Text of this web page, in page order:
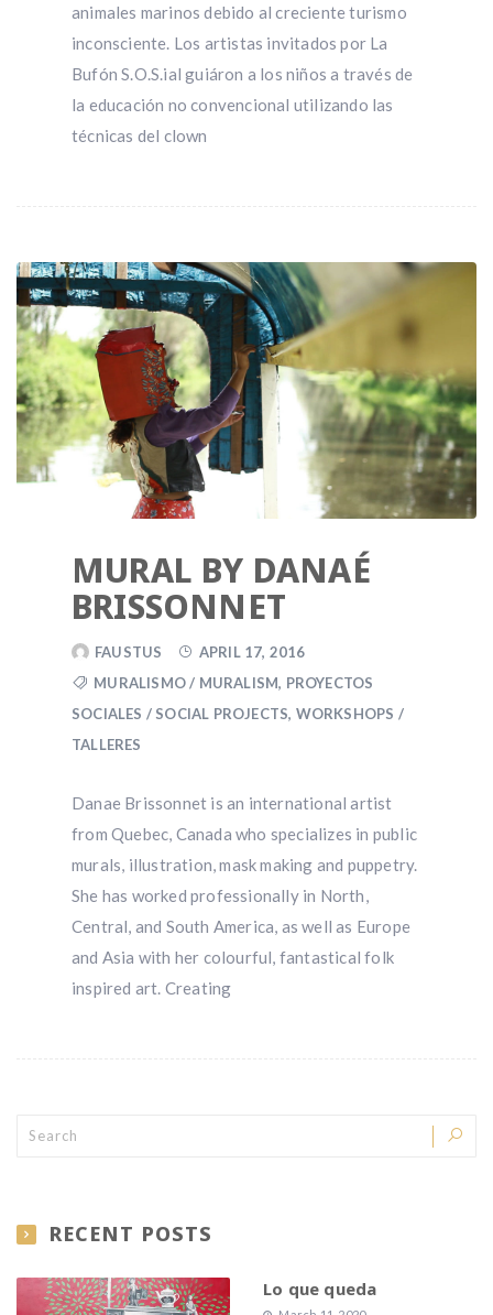
animales marinos debido al creciente turismo
inconsciente. Los artistas invitados por La
Bufón S.O.S.ial guiáron a los niños a través de
la educación no convencional utilizando las
técnicas del clown
MURAL BY DANAÉ
BRISSONNET
FAUSTUS
APRIL 17, 2016
MURALISMO / MURALISM, PROYECTOS
SOCIALES / SOCIAL PROJECTS, WORKSHOPS /
TALLERES
Danae Brissonnet is an international artist
from Quebec, Canada who specializes in public
murals, illustration, mask making and puppetry.
She has worked professionally in North,
Central, and South America, as well as Europe
and Asia with her colourful, fantastical folk
inspired art. ​Creating
RECENT POSTS
Lo que queda